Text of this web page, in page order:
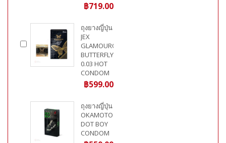
฿719.00
ถุงยางญี่ปุ่น
JEX
GLAMOUROUS
BUTTERFLY
0.03 HOT
CONDOM
฿599.00
ถุงยางญี่ปุ่น
OKAMOTO
DOT BOY
CONDOM